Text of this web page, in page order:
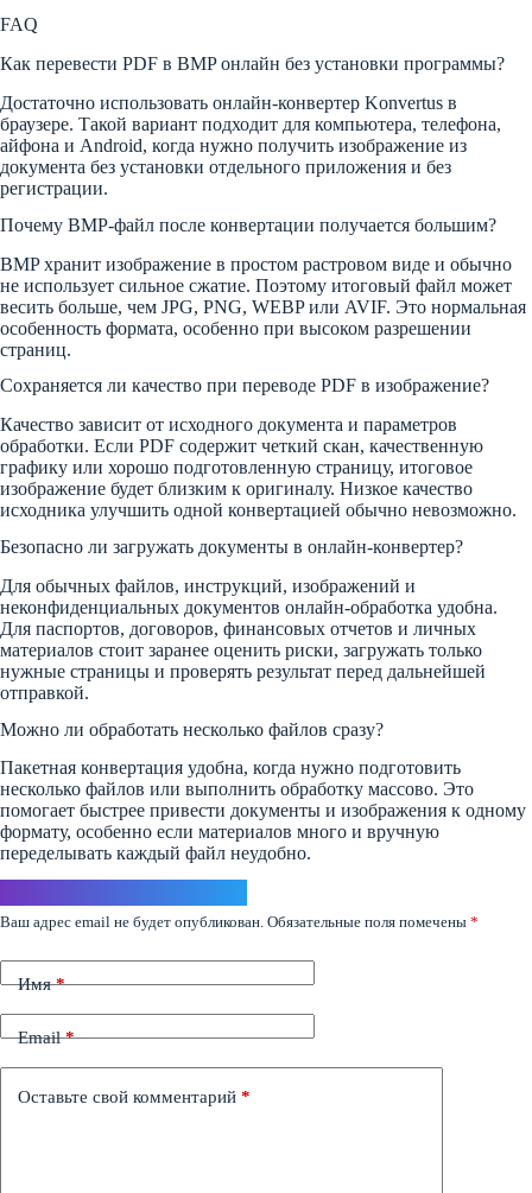
FAQ
Как перевести PDF в BMP онлайн без установки программы?
Достаточно использовать онлайн-конвертер Konvertus в
браузере. Такой вариант подходит для компьютера, телефона,
айфона и Android, когда нужно получить изображение из
документа без установки отдельного приложения и без
регистрации.
Почему BMP-файл после конвертации получается большим?
BMP хранит изображение в простом растровом виде и обычно
не использует сильное сжатие. Поэтому итоговый файл может
весить больше, чем JPG, PNG, WEBP или AVIF. Это нормальная
особенность формата, особенно при высоком разрешении
страниц.
Сохраняется ли качество при переводе PDF в изображение?
Качество зависит от исходного документа и параметров
обработки. Если PDF содержит четкий скан, качественную
графику или хорошо подготовленную страницу, итоговое
изображение будет близким к оригиналу. Низкое качество
исходника улучшить одной конвертацией обычно невозможно.
Безопасно ли загружать документы в онлайн-конвертер?
Для обычных файлов, инструкций, изображений и
неконфиденциальных документов онлайн-обработка удобна.
Для паспортов, договоров, финансовых отчетов и личных
материалов стоит заранее оценить риски, загружать только
нужные страницы и проверять результат перед дальнейшей
отправкой.
Можно ли обработать несколько файлов сразу?
Пакетная конвертация удобна, когда нужно подготовить
несколько файлов или выполнить обработку массово. Это
помогает быстрее привести документы и изображения к одному
формату, особенно если материалов много и вручную
переделывать каждый файл неудобно.
Ваш адрес email не будет опубликован. Обязательные поля помечены *
Имя*
Email*
Оставьте свой комментарий *